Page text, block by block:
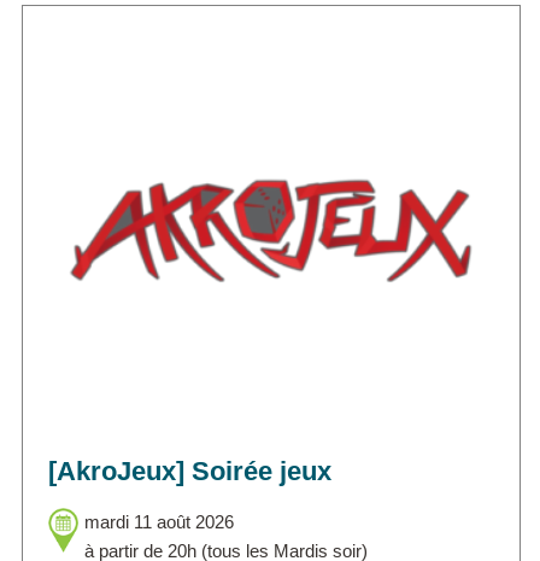
[AkroJeux] Soirée jeux
mardi 11 août 2026
à partir de 20h (tous les Mardis soir)